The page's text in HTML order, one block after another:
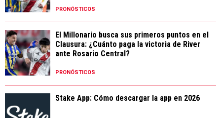
PRONÓSTICOS
El Millonario busca sus primeros puntos en el
Clausura: ¿Cuánto paga la victoria de River
ante Rosario Central?
PRONÓSTICOS
Stake App: Cómo descargar la app en 2026